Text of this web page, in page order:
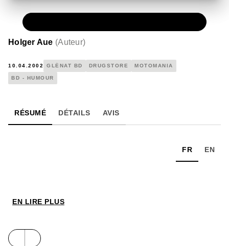
Holger Aue (Auteur)
10.04.2002 GLÉNAT BD DRUGSTORE MOTOMANIA
BD - HUMOUR
RÉSUMÉ DÉTAILS AVIS
FR EN
EN LIRE PLUS